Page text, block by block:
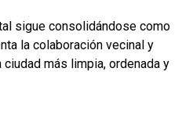
sigue consolidándose como
la colaboración vecinal y
más limpia, ordenada y